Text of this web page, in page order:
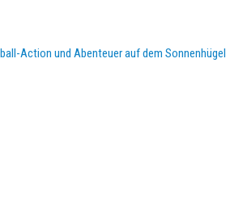
Action und Abenteuer auf dem Sonnenhügel